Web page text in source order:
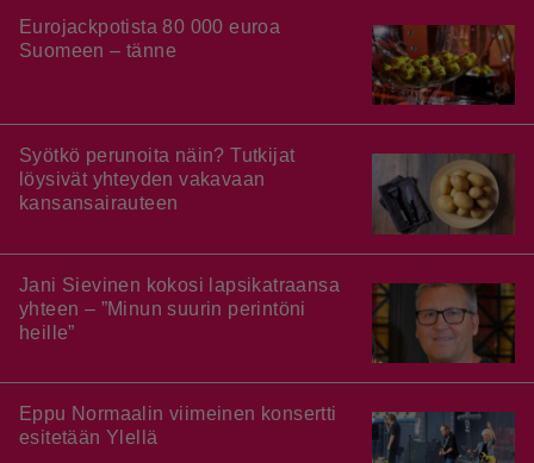
Eurojackpotista 80 000 euroa
Suomeen – tänne
Syötkö perunoita näin? Tutkijat
löysivät yhteyden vakavaan
kansansairauteen
Jani Sievinen kokosi lapsikatraansa
yhteen – ”Minun suurin perintöni
heille”
Eppu Normaalin viimeinen konsertti
esitetään Ylellä